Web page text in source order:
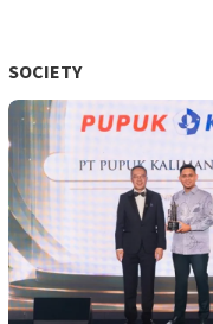
SOCIETY